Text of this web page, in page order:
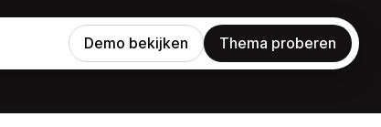
Demo bekijken Thema proberen